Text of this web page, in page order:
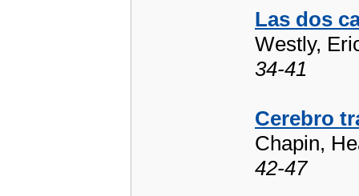
Las dos
Westly,
34-41
Cerebro
Chapin,
42-47